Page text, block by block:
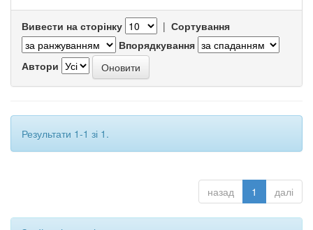
Вивести на сторінку | Сортування
Впорядкування
Автори
Результати 1-1 зі 1.
назад 1 далі